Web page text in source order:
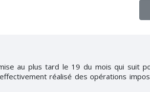
au plus tard le 19 du mois qui suit
réalisé des opérations